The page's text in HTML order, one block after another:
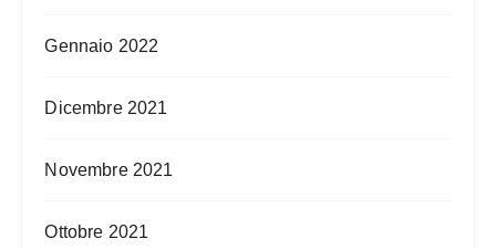
Gennaio 2022
Dicembre 2021
Novembre 2021
Ottobre 2021